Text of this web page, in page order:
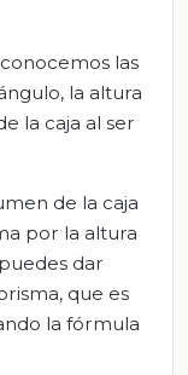
las
la altura
la caja al ser
de la caja
por la altura
dar
que es
la fórmula